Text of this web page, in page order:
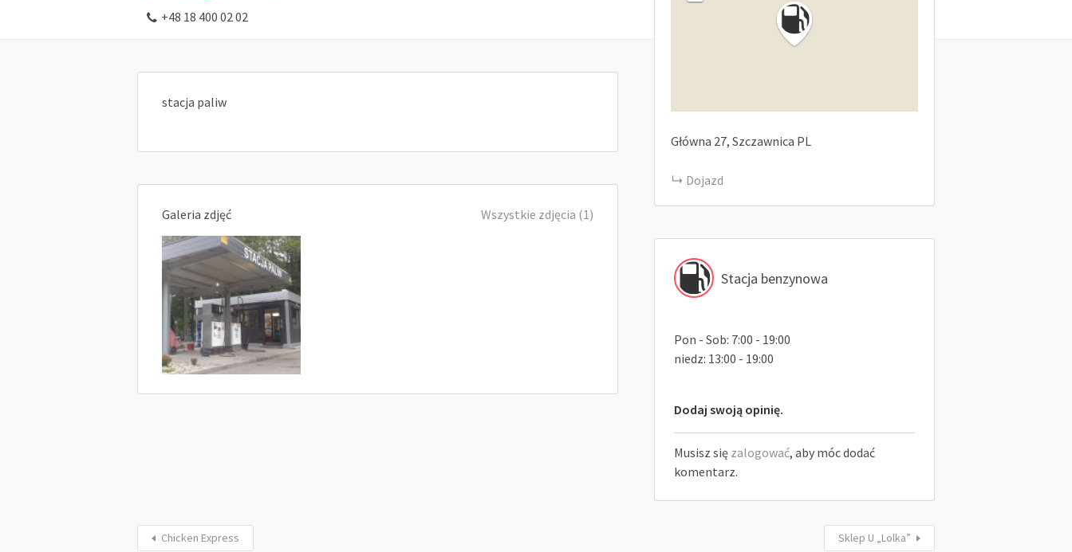
+48 18 400 02 02
stacja paliw
Galeria zdjęć Wszystkie zdjęcia (1)
Główna 27 Szczawnica PL
Dojazd
Stacja benzynowa
Pon - Sob: 7:00 - 19:00
niedz: 13:00 - 19:00
Dodaj swoją opinię.
Musisz się zalogować, aby móc dodać
komentarz.
Chicken Express Sklep U „Lolka”